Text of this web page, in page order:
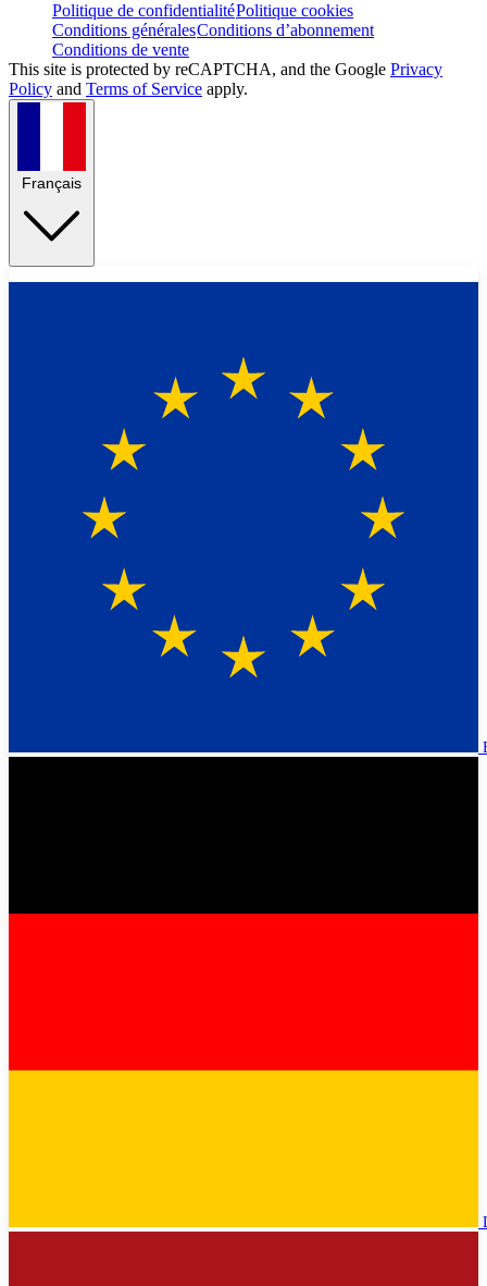
Politique de confidentialitéPolitique cookies
Conditions généralesConditions d’abonnement
Conditions de vente
This site is protected by reCAPTCHA, and the Google Privacy
Policy and Terms of Service apply.
Français